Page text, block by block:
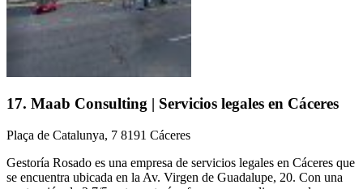
17. Maab Consulting | Servicios legales en Cáceres
Plaça de Catalunya, 7 8191 Cáceres
Gestoría Rosado es una empresa de servicios legales en Cáceres que
se encuentra ubicada en la Av. Virgen de Guadalupe, 20. Con una